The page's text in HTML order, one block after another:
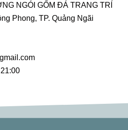
NGÓI GỐM ĐÁ TRANG TRÍ
Phong, TP. Quảng Ngãi